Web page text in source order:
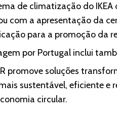
de climatização do IKEA
com a apresentação da
para a promoção da
por Portugal inclui
promove soluções
sustentável, eficiente e
circular.